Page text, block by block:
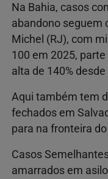
Na Bahia, casos
abandono seguem
Michel (RJ), com
100 em 2025,
alta de 140% desde
Aqui também tem
fechados em
para na fronteira do
Casos
amarrados em